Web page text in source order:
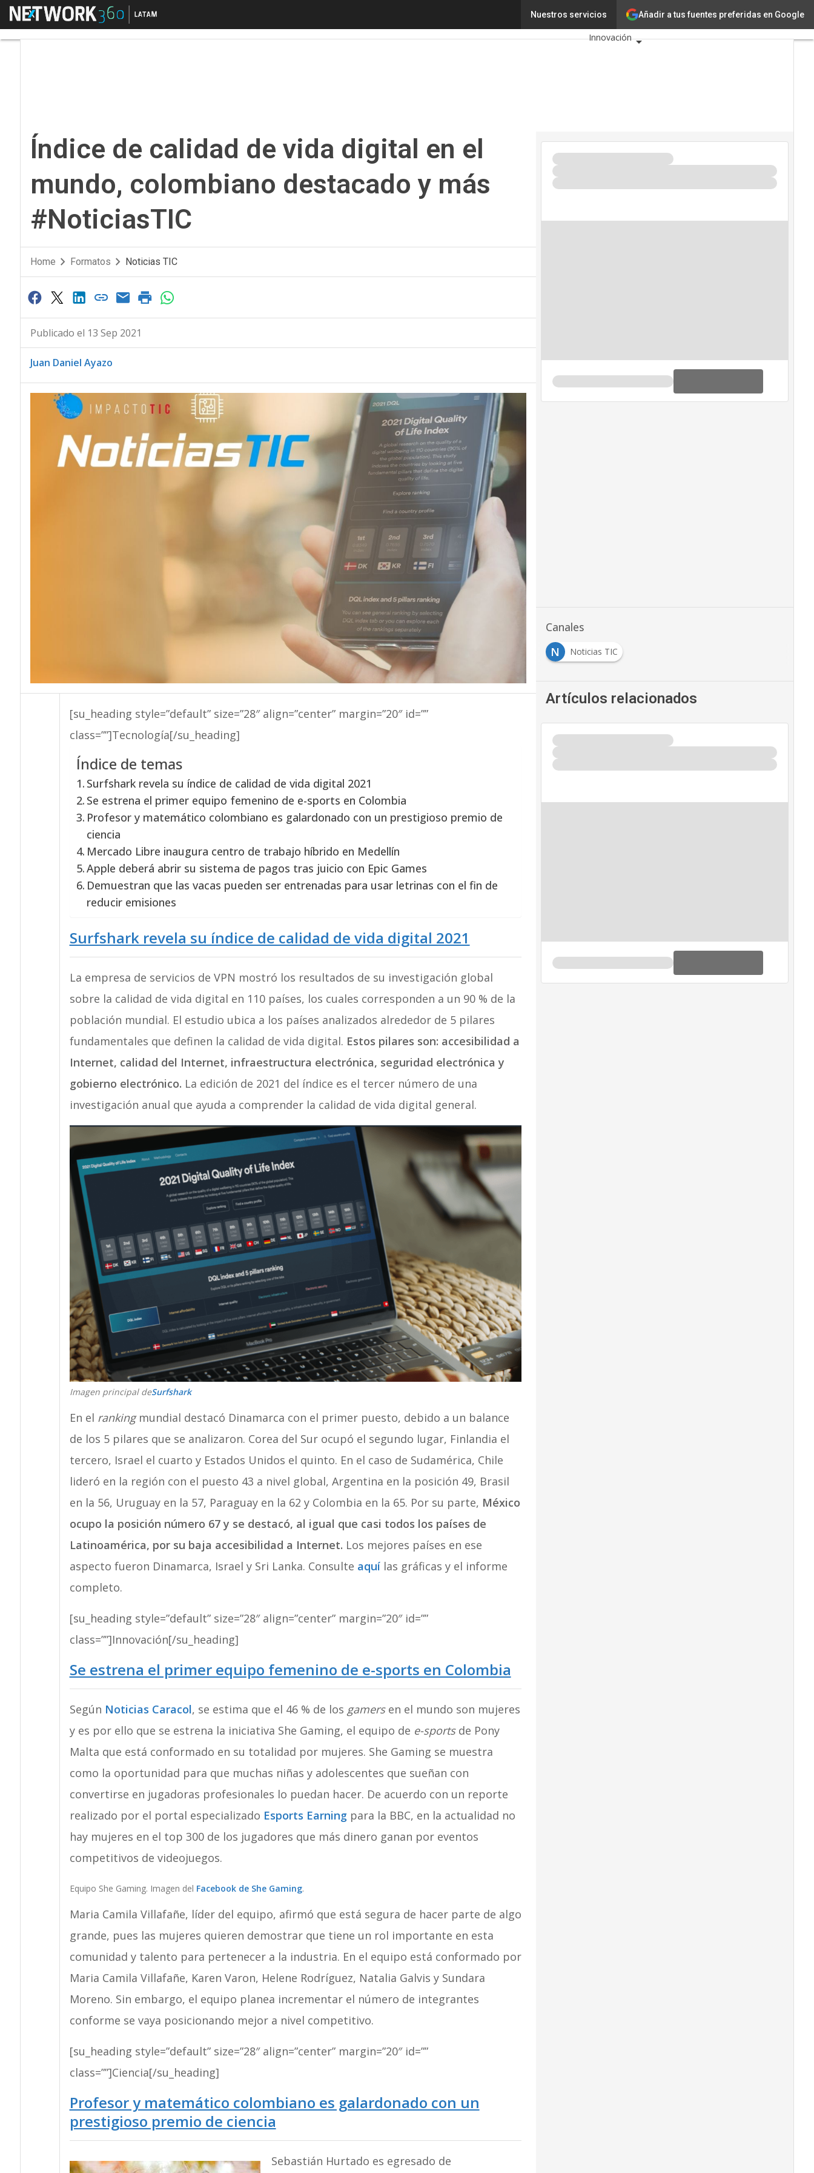
Añadir a tus fuentes preferidas en Google
Nuestros servicios
Menú Índice de calidad de vida digital en el mundo, colombiano destacado y más #NoticiasTICTecnología
Innovación
Calendario de
Índice de calidad de vida digital en el
mundo, colombiano destacado y más
#NoticiasTIC
Home Formatos Noticias TIC
Publicado el 13 Sep 2021
Juan Daniel Ayazo
[su_heading style=”default” size=”28″ align=”center” margin=”20″ id=””
class=””]Tecnología[/su_heading]
Índice de temas
Surfshark revela su índice de calidad de vida digital 2021
Se estrena el primer equipo femenino de e-sports en Colombia
Profesor y matemático colombiano es galardonado con un prestigioso premio de
ciencia
Mercado Libre inaugura centro de trabajo híbrido en Medellín
Apple deberá abrir su sistema de pagos tras juicio con Epic Games
Demuestran que las vacas pueden ser entrenadas para usar letrinas con el fin de
reducir emisiones
Surfshark revela su índice de calidad de vida digital 2021
La empresa de servicios de VPN mostró los resultados de su investigación global
sobre la calidad de vida digital en 110 países, los cuales corresponden a un 90 % de la
población mundial. El estudio ubica a los países analizados alrededor de 5 pilares
fundamentales que definen la calidad de vida digital. Estos pilares son: accesibilidad a
Internet, calidad del Internet, infraestructura electrónica, seguridad electrónica y
gobierno electrónico. La edición de 2021 del índice es el tercer número de una
investigación anual que ayuda a comprender la calidad de vida digital general.
Imagen principal deSurfshark
En el ranking mundial destacó Dinamarca con el primer puesto, debido a un balance
de los 5 pilares que se analizaron. Corea del Sur ocupó el segundo lugar, Finlandia el
tercero, Israel el cuarto y Estados Unidos el quinto. En el caso de Sudamérica, Chile
lideró en la región con el puesto 43 a nivel global, Argentina en la posición 49, Brasil
en la 56, Uruguay en la 57, Paraguay en la 62 y Colombia en la 65. Por su parte, México
ocupo la posición número 67 y se destacó, al igual que casi todos los países de
Latinoamérica, por su baja accesibilidad a Internet. Los mejores países en ese
aspecto fueron Dinamarca, Israel y Sri Lanka. Consulte aquílas gráficas y el informe
completo.
[su_heading style=”default” size=”28″ align=”center” margin=”20″ id=””
class=””]Innovación[/su_heading]
Se estrena el primer equipo femenino de e-sports en Colombia
Según Noticias Caracol, se estima que el 46 % de los gamers en el mundo son mujeres
y es por ello que se estrena la iniciativa She Gaming, el equipo de e-sports de Pony
Malta que está conformado en su totalidad por mujeres. She Gaming se muestra
como la oportunidad para que muchas niñas y adolescentes que sueñan con
convertirse en jugadoras profesionales lo puedan hacer. De acuerdo con un reporte
realizado por el portal especializado Esports Earningpara la BBC, en la actualidad no
hay mujeres en el top 300 de los jugadores que más dinero ganan por eventos
competitivos de videojuegos.
Equipo She Gaming. Imagen del Facebook de She Gaming.
Maria Camila Villafañe, líder del equipo, afirmó que está segura de hacer parte de algo
grande, pues las mujeres quieren demostrar que tiene un rol importante en esta
comunidad y talento para pertenecer a la industria. En el equipo está conformado por
Maria Camila Villafañe, Karen Varon, Helene Rodríguez, Natalia Galvis y Sundara
Moreno. Sin embargo, el equipo planea incrementar el número de integrantes
conforme se vaya posicionando mejor a nivel competitivo.
[su_heading style=”default” size=”28″ align=”center” margin=”20″ id=””
class=””]Ciencia[/su_heading]
Profesor y matemático colombiano es galardonado con un
prestigioso premio de ciencia
Sebastián Hurtado es egresado de
Canales
N
Noticias TIC
Artículos relacionados